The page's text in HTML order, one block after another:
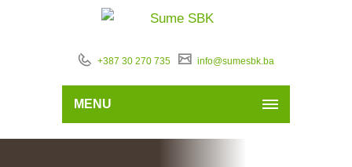
+387 30 270 735 info@sumesbk.ba
MENU